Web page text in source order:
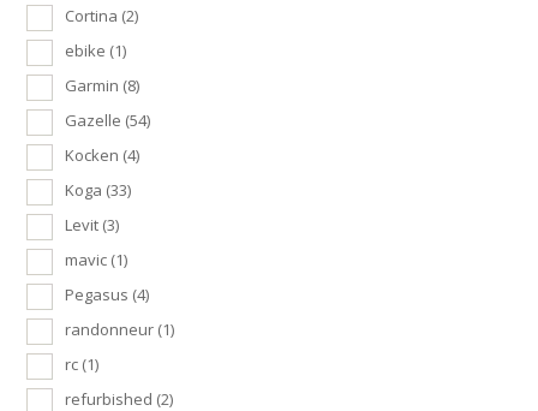
Cortina (2)
ebike (1)
Garmin (8)
Gazelle (54)
Kocken (4)
Koga (33)
Levit (3)
mavic (1)
Pegasus (4)
randonneur (1)
rc (1)
refurbished (2)